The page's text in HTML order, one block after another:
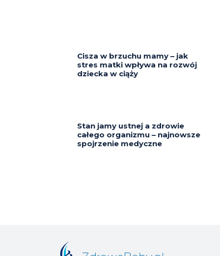
Cisza w brzuchu mamy – jak
stres matki wpływa na rozwój
dziecka w ciąży
Stan jamy ustnej a zdrowie
całego organizmu – najnowsze
spojrzenie medyczne